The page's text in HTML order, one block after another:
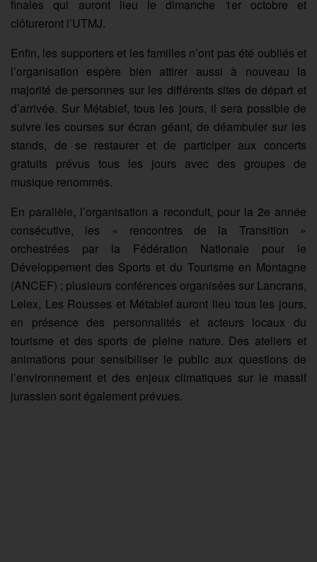
finales qui auront lieu le dimanche 1er octobre et
clôtureront l’UTMJ.
Enfin, les supporters et les familles n’ont pas été oubliés et
l’organisation espère bien attirer aussi à nouveau la
majorité de personnes sur les différents sites de départ et
d’arrivée. Sur Métabief, tous les jours, il sera possible de
suivre les courses sur écran géant, de déambuler sur les
stands, de se restaurer et de participer aux concerts
gratuits prévus tous les jours avec des groupes de
musique renommés.
En parallèle, l’organisation a reconduit, pour la 2e année
consécutive, les « rencontres de la Transition »
orchestrées par la Fédération Nationale pour le
Développement des Sports et du Tourisme en Montagne
(ANCEF) ; plusieurs conférences organisées sur Lancrans,
Lelex, Les Rousses et Métabief auront lieu tous les jours,
en présence des personnalités et acteurs locaux du
tourisme et des sports de pleine nature. Des ateliers et
animations pour sensibiliser le public aux questions de
l’environnement et des enjeux climatiques sur le massif
jurassien sont également prévues.